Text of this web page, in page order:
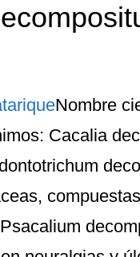
Nombre
Cacalia